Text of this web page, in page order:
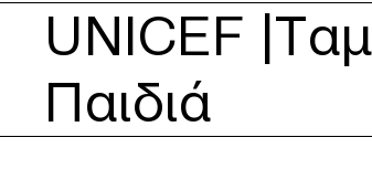
UNICEF
Παιδιά
Δείτε περισσότερα για UNICEF |Ταμείο